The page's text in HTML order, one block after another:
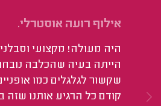
אילוף רועה אוסטרלי.
היה מעולה! מקצועי וסבלני
הייתה בעיה שהכלבה
שקשור לגלגלים כמו
קודם כל הרגיע אותנו שזה